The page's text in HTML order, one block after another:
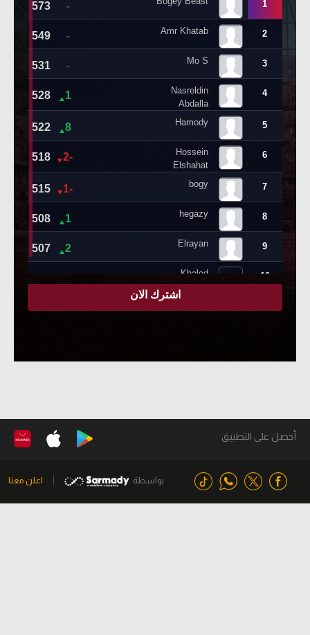
أحصل على التطبيق
بواسطة اعلن معنا